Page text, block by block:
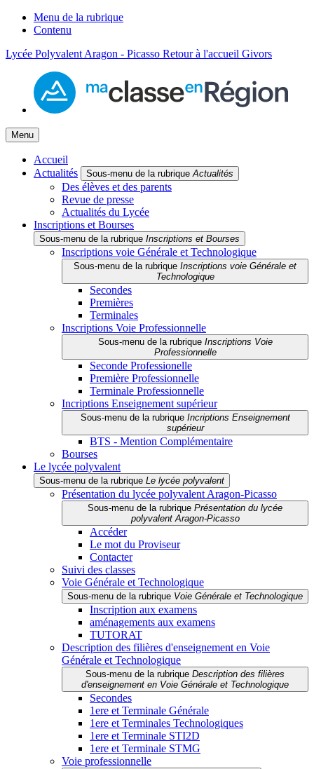
Menu de la rubrique
Contenu
Lycée Polyvalent Aragon - Picasso Retour à l'accueil Givors
Menu
Accueil
Actualités
Sous-menu de la rubriqueActualités
Des élèves et des parents
Revue de presse
Actualités du Lycée
Inscriptions et Bourses
Sous-menu de la rubrique Inscriptions et Bourses
Inscriptions voie Générale et Technologique
Sous-menu de la rubrique Inscriptions voie Générale et
Technologique
Secondes
Premières
Terminales
Inscriptions Voie Professionnelle
Sous-menu de la rubrique Inscriptions Voie
Professionnelle
Seconde Professionelle
Première Professionnelle
Terminale Professionnelle
Incriptions Enseignement supérieur
Sous-menu de la rubrique Incriptions Enseignement
supérieur
BTS - Mention Complémentaire
Bourses
Le lycée polyvalent
Sous-menu de la rubrique Le lycée polyvalent
Présentation du lycée polyvalent Aragon-Picasso
Sous-menu de la rubrique Présentation du lycée
polyvalent Aragon-Picasso
Accéder
Le mot du Proviseur
Contacter
Suivi des classes
Voie Générale et Technologique
Sous-menu de la rubrique Voie Générale et Technologique
Inscription aux examens
aménagements aux examens
TUTORAT
Description des filières d'enseignement en Voie
Générale et Technologique
Sous-menu de la rubrique Description des filières
d'enseignement en Voie Générale et Technologique
Secondes
1ere et Terminale Générale
1ere et Terminales Technologiques
1ere et Terminale STI2D
1ere et Terminale STMG
Voie professionnelle